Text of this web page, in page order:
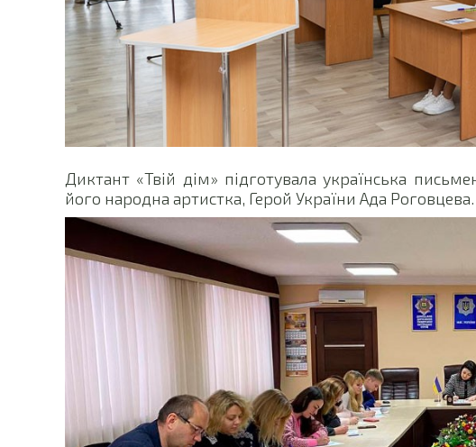
Диктант «Твій дім» підготувала українська
його народна артистка, Герой України Ада Роговцева.